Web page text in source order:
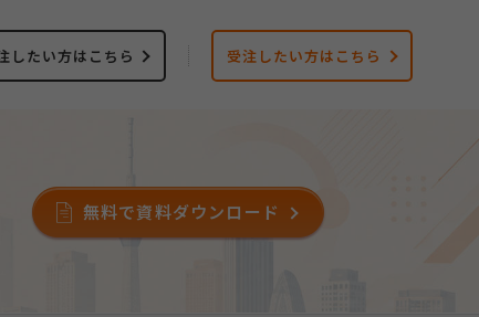
したい方はこちら 受注したい方はこちら
無料で資料ダウンロード